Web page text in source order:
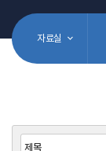
자료실